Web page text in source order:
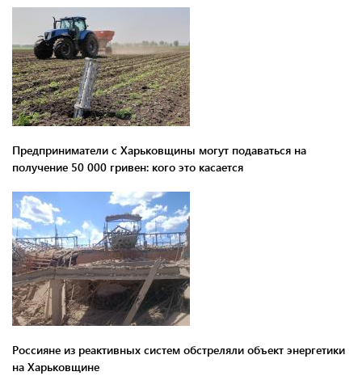
Предприниматели с Харьковщины могут подаваться на
получение 50 000 гривен: кого это касается
Россияне из реактивных систем обстреляли объект энергетики
на Харьковщине